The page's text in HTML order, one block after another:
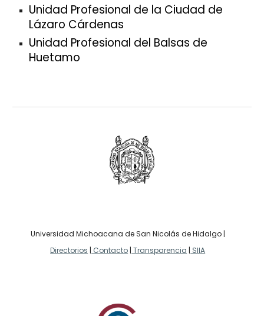
Unidad Profesional de la Ciudad de
Lázaro Cárdenas
Unidad Profesional del Balsas de
Huetamo
Universidad Michoacana de San Nicolás de Hidalgo |
Directorios | Contacto | Transparencia | SIIA